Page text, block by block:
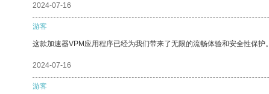
2024-07-16
游客
这款加速器VPM应用程序已经为我们带来了无限的流畅体验和安全性保护。
2024-07-16
游客